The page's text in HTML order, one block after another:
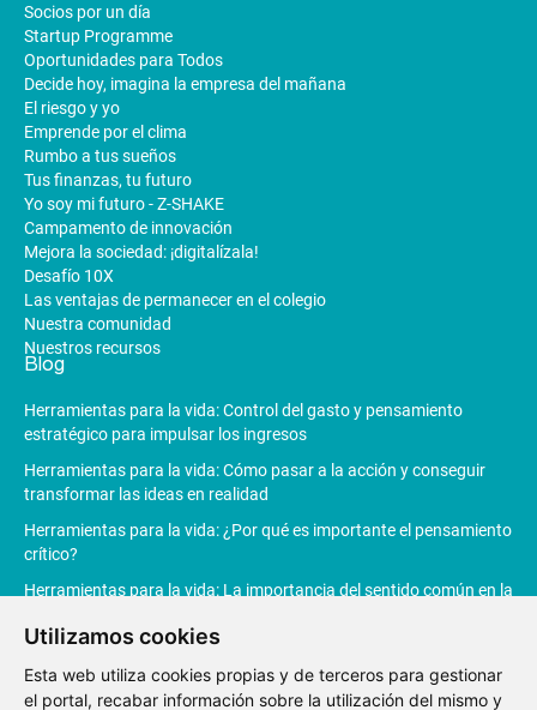
Utilizamos cookies
Esta web utiliza cookies propias y de terceros para gestionar
el portal, recabar información sobre la utilización del mismo y
Socios por un día
Startup Programme
Oportunidades para Todos
Decide hoy, imagina la empresa del mañana
El riesgo y yo
Emprende por el clima
Rumbo a tus sueños
Tus finanzas, tu futuro
Yo soy mi futuro - Z-SHAKE
Campamento de innovación
Mejora la sociedad: ¡digitalízala!
Desafío 10X
Las ventajas de permanecer en el colegio
Nuestra comunidad
Nuestros recursos
Blog
Herramientas para la vida: Control del gasto y pensamiento
estratégico para impulsar los ingresos
Herramientas para la vida: Cómo pasar a la acción y conseguir
transformar las ideas en realidad
Herramientas para la vida: ¿Por qué es importante el pensamiento
crítico?
Herramientas para la vida: La importancia del sentido común en la
Herramientas para la vida: La Inteligencia Artificial revoluciona la
productividad